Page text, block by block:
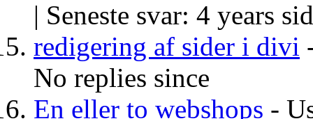
| Seneste svar: 4 years
redigering af sider i divi
No replies since
En eller to webshops -